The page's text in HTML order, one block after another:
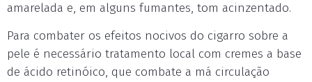
amarelada e, em alguns fumantes, tom acinzentado.
Para combater os efeitos nocivos do cigarro sobre a
pele é necessário tratamento local com cremes a base
de ácido retinóico, que combate a má circulação